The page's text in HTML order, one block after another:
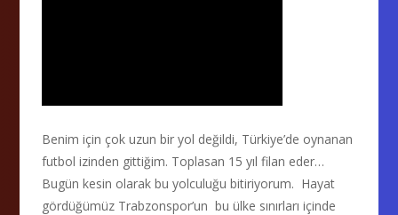
Benim için çok uzun bir yol değildi, Türkiye’de oynanan
futbol izinden gittiğim. Toplasan 15 yıl filan eder…
Bugün kesin olarak bu yolculuğu bitiriyorum. Hayat
gördüğümüz Trabzonspor’un bu ülke sınırları içinde